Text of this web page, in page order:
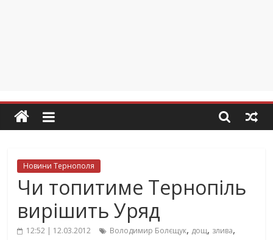
Новини Тернополя
Чи топитиме Тернопіль
вирішить Уряд
12:52 | 12.03.2012 Володимир Болєщук, дощ, злива,